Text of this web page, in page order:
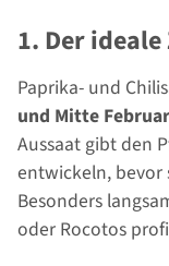
1. Der
Paprika- und
und Mitte Februar
Aussaat gibt den
entwickeln, bevor
Besonders
oder Rocotos